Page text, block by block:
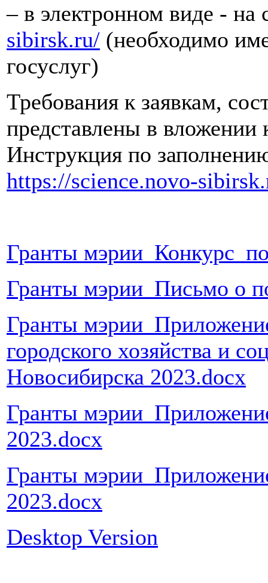
– в электронном виде - на
sibirsk.ru/ (необходимо
госуслуг)
Требования к заявкам,
представлены в вложении
Инструкция по
https://science.novo-
Гранты
Гранты мэрии_Письмо о
Гранты
городского хозяйства и
Новосибирска 2023.docx
Гранты
2023.docx
Гранты
2023.docx
Desktop Version